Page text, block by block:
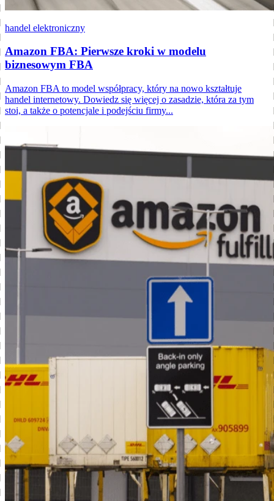
handel elektroniczny
Amazon FBA: Pierwsze kroki w modelu
biznesowym FBA
Amazon FBA to model współpracy, który na nowo kształtuje
handel internetowy. Dowiedz się więcej o zasadzie, która za tym
stoi, a także o potencjale i podejściu firmy...